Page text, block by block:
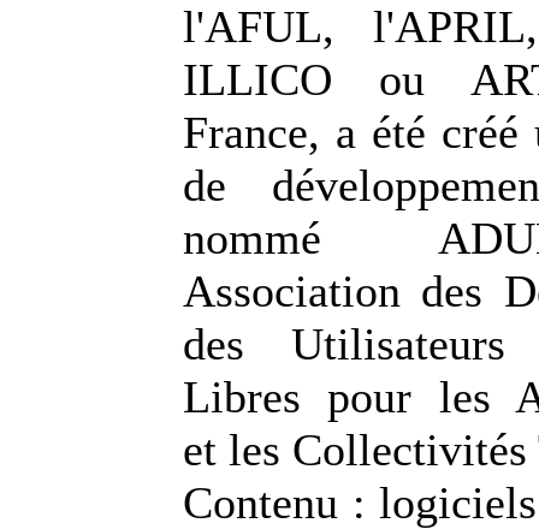
l'AFUL,
ILLICO ou
France, a été
de
nommé
Association des
des
Libres pour les
et les
Contenu :